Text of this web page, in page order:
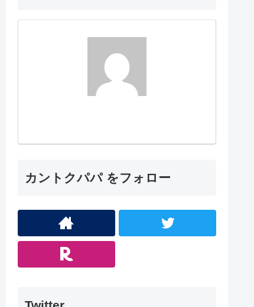
カントクパパ をフォロー